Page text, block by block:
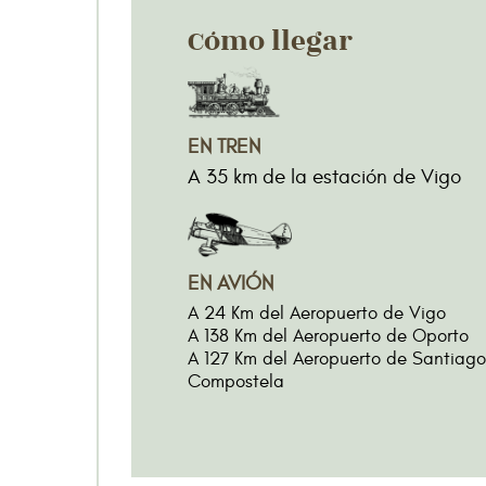
Cómo llegar
EN TREN
A 35 km de la estación de Vigo
EN AVIÓN
A 24 Km del Aeropuerto de Vigo
A 138 Km del Aeropuerto de Oporto
A 127 Km del Aeropuerto de
Compostela